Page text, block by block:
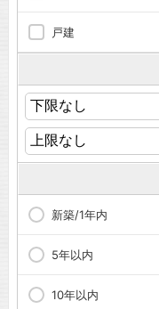
戸建
新築/1年内
5年以内
10年以内